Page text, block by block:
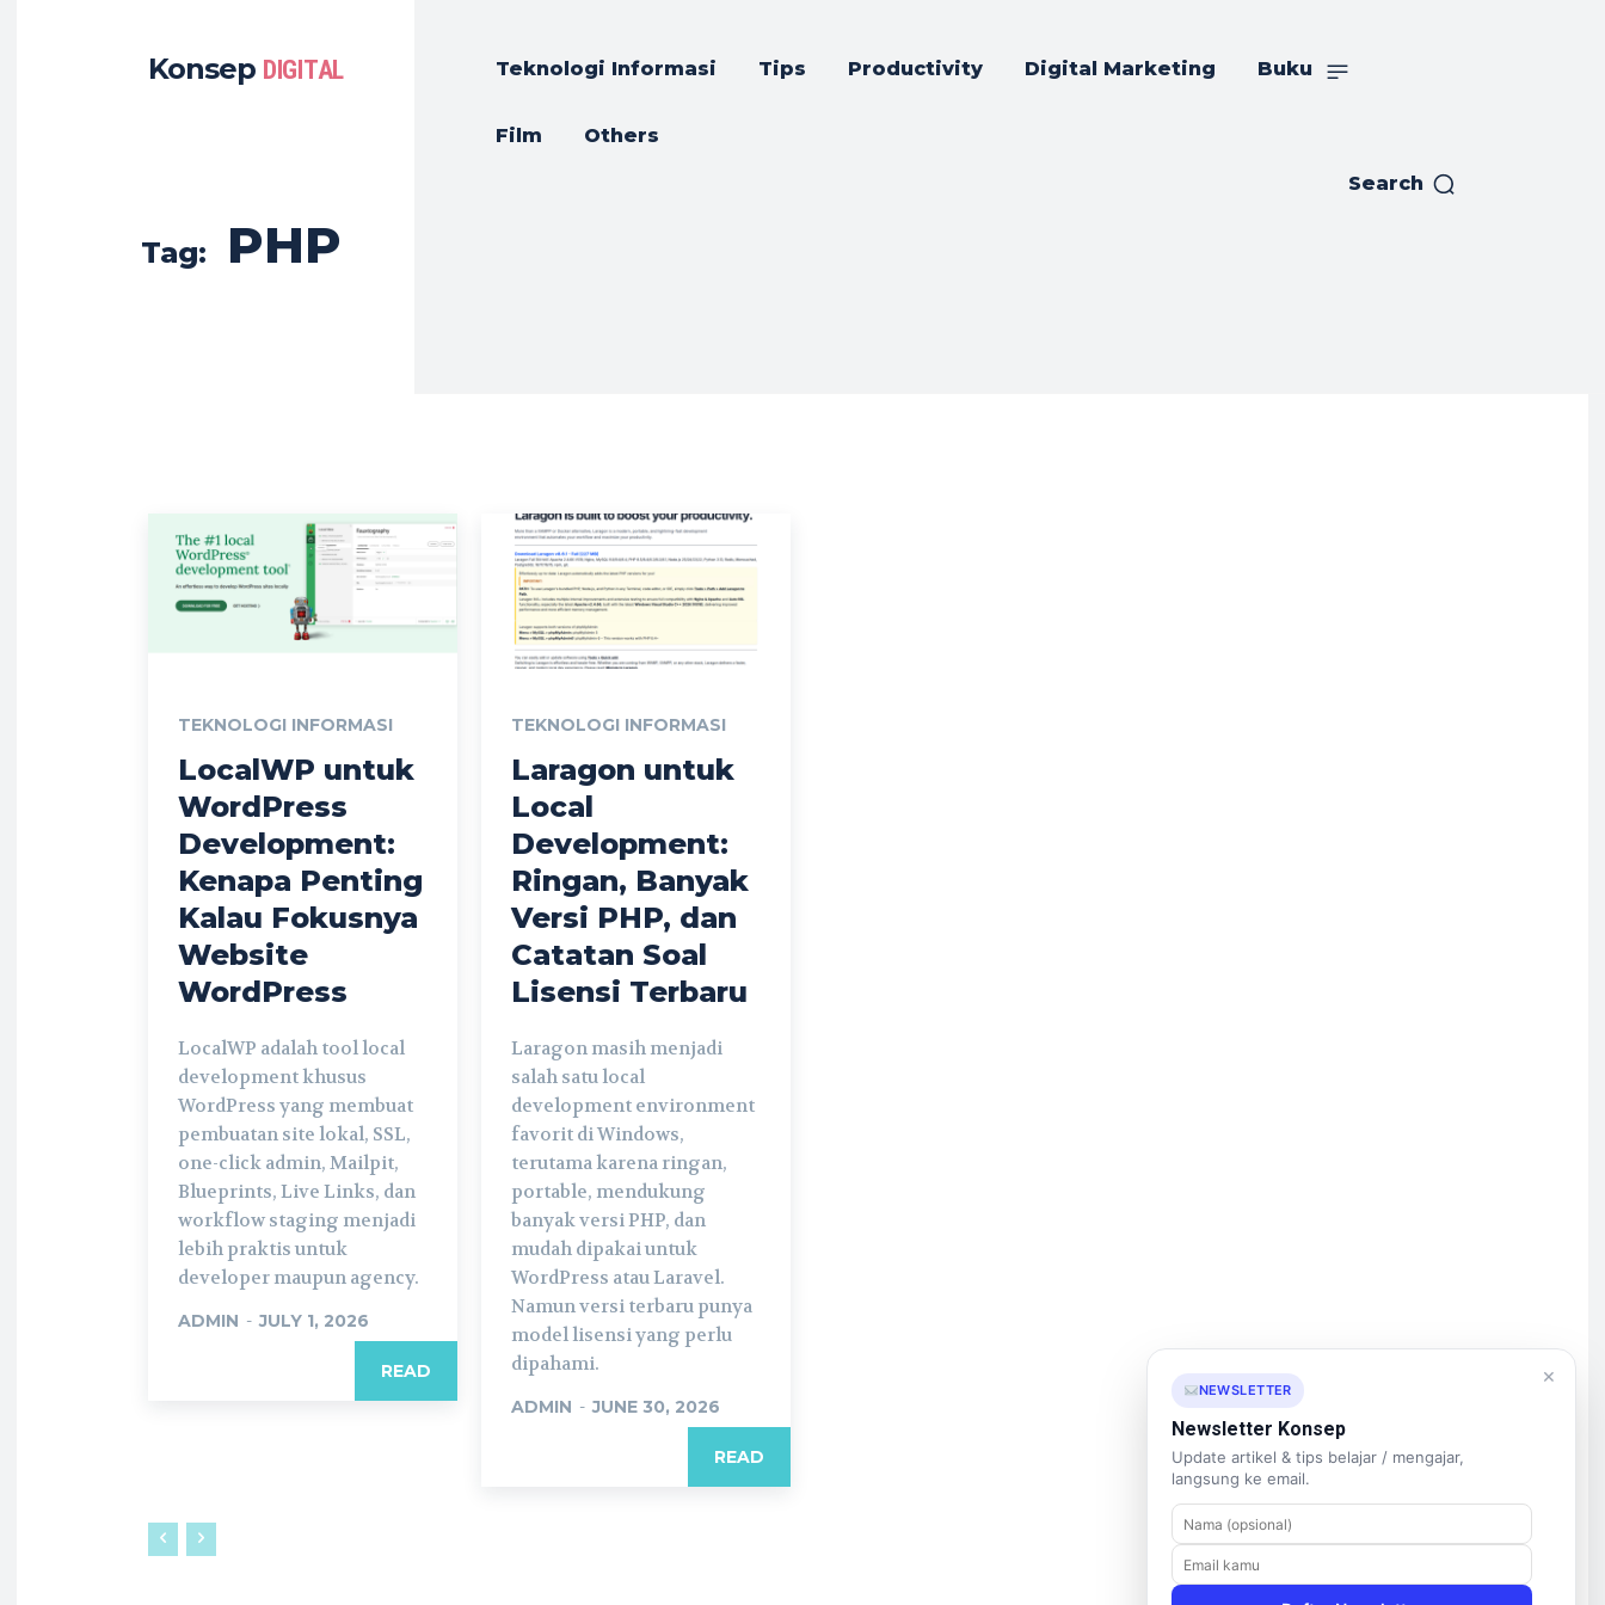
Konsep DIGITAL Teknologi Informasi Tips Productivity Digital Marketing Buku
Film Others
Search
Tag: PHP
TEKNOLOGI INFORMASI
LocalWP untuk
WordPress
Development:
Kenapa Penting
Kalau Fokusnya
Website
WordPress
LocalWP adalah tool local
development khusus
WordPress yang membuat
pembuatan site lokal, SSL,
one-click admin, Mailpit,
Blueprints, Live Links, dan
workflow staging menjadi
lebih praktis untuk
developer maupun agency.
ADMIN - JULY 1, 2026
READ
TEKNOLOGI INFORMASI
Laragon untuk
Local
Development:
Ringan, Banyak
Versi PHP, dan
Catatan Soal
Lisensi Terbaru
Laragon masih menjadi
salah satu local
development environment
favorit di Windows,
terutama karena ringan,
portable, mendukung
banyak versi PHP, dan
mudah dipakai untuk
WordPress atau Laravel.
Namun versi terbaru punya
model lisensi yang perlu
dipahami.
ADMIN - JUNE 30, 2026
READ
×
NEWSLETTER
Newsletter Konsep
Update artikel & tips belajar / mengajar,
langsung ke email.